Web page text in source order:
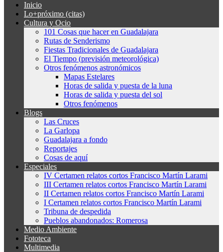
Inicio
Lo+próximo (citas)
Cultura y Ocio
101 Cosas que hacer en Guadalajara
Rutas de Senderismo
Fiestas Tradicionales de Guadalajara
El Tiempo (previsión meteorológica)
Otros fenómenos astronómicos
Mapas Estelares
Horas de salida y puesta de la luna
Horas de salida y puesta del sol
Otros fenómenos
Blogs
Las Cruces
La Garlopa
Guadalajara a fondo
Reportajes
Cosas de aquí
Especiales
IV Certamen relatos cortos Francisco Martín Larami
III Certamen relatos cortos Francisco Martín Larami
II Certamen relatos cortos Francisco Martín Larami
I Certamen relatos cortos Francisco Martín Larami
Tribuna de despedida
Pueblos abandonados: Romerosa
Medio Ambiente
Fototeca
Multimedia